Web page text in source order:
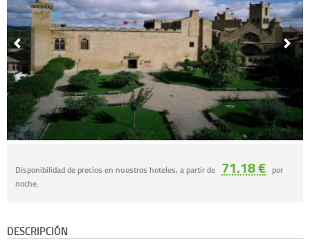
Disponibilidad de precios en nuestros hoteles, a partir de 71.18 € por
noche.
DESCRIPCIÓN